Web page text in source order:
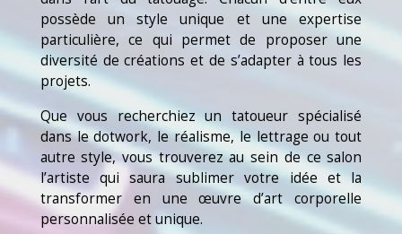
possède un style unique et une expertise
particulière, ce qui permet de proposer une
diversité de créations et de s’adapter à tous les
projets.
Que vous recherchiez un tatoueur spécialisé
dans le dotwork, le réalisme, le lettrage ou tout
autre style, vous trouverez au sein de ce salon
l’artiste qui saura sublimer votre idée et la
transformer en une œuvre d’art corporelle
personnalisée et unique.